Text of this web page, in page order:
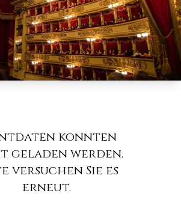
konnten
geladen werden.
versuchen Sie es
erneut.